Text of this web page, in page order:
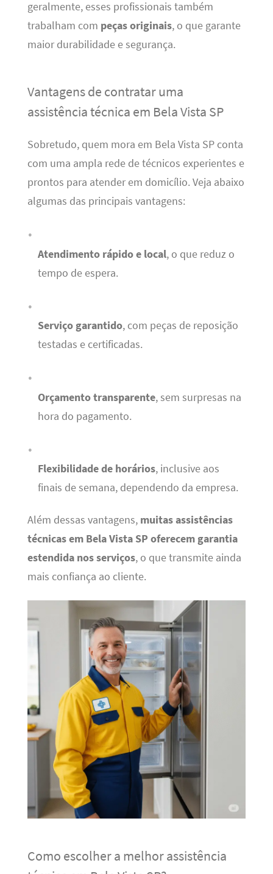
geralmente, esses profissionais também
trabalham com peças originais, o que garante
maior durabilidade e segurança.
Vantagens de contratar uma
assistência técnica em Bela Vista SP
Sobretudo, quem mora em Bela Vista SP conta
com uma ampla rede de técnicos experientes e
prontos para atender em domicílio. Veja abaixo
algumas das principais vantagens:
Atendimento rápido e local, o que reduz o
tempo de espera.
Serviço garantido, com peças de reposição
testadas e certificadas.
Orçamento transparente, sem surpresas na
hora do pagamento.
Flexibilidade de horários, inclusive aos
finais de semana, dependendo da empresa.
Além dessas vantagens, muitas assistências
técnicas em Bela Vista SP oferecem garantia
estendida nos serviços, o que transmite ainda
mais confiança ao cliente.
Como escolher a melhor assistência